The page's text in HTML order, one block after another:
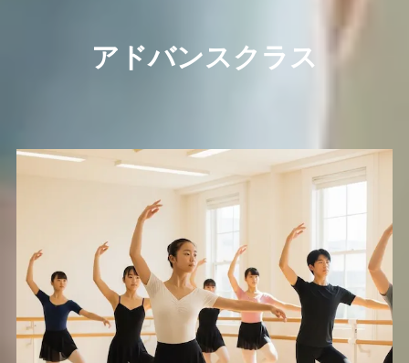
アドバンスクラス